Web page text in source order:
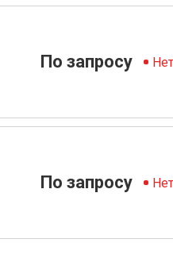
По запросу
По запросу